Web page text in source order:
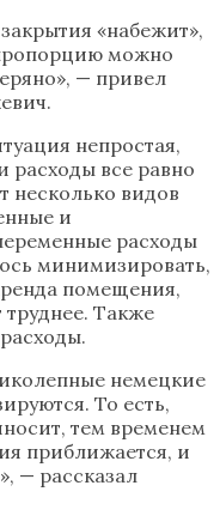
«набежит»,
можно
— привел
непростая,
расходы все равно
несколько видов
и
расходы
минимизировать,
помещения,
Также
немецкие
То есть,
тем временем
приближается, и
— рассказал